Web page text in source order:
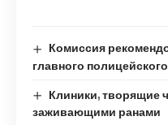
Комиссия
главного полицейского
Клиники, творящие
заживающими ранами